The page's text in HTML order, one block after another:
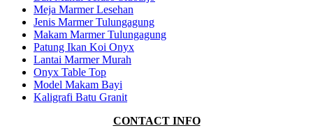
Meja Marmer Lesehan
Jenis Marmer Tulungagung
Makam Marmer Tulungagung
Patung Ikan Koi Onyx
Lantai Marmer Murah
Onyx Table Top
Model Makam Bayi
Kaligrafi Batu Granit
CONTACT INFO